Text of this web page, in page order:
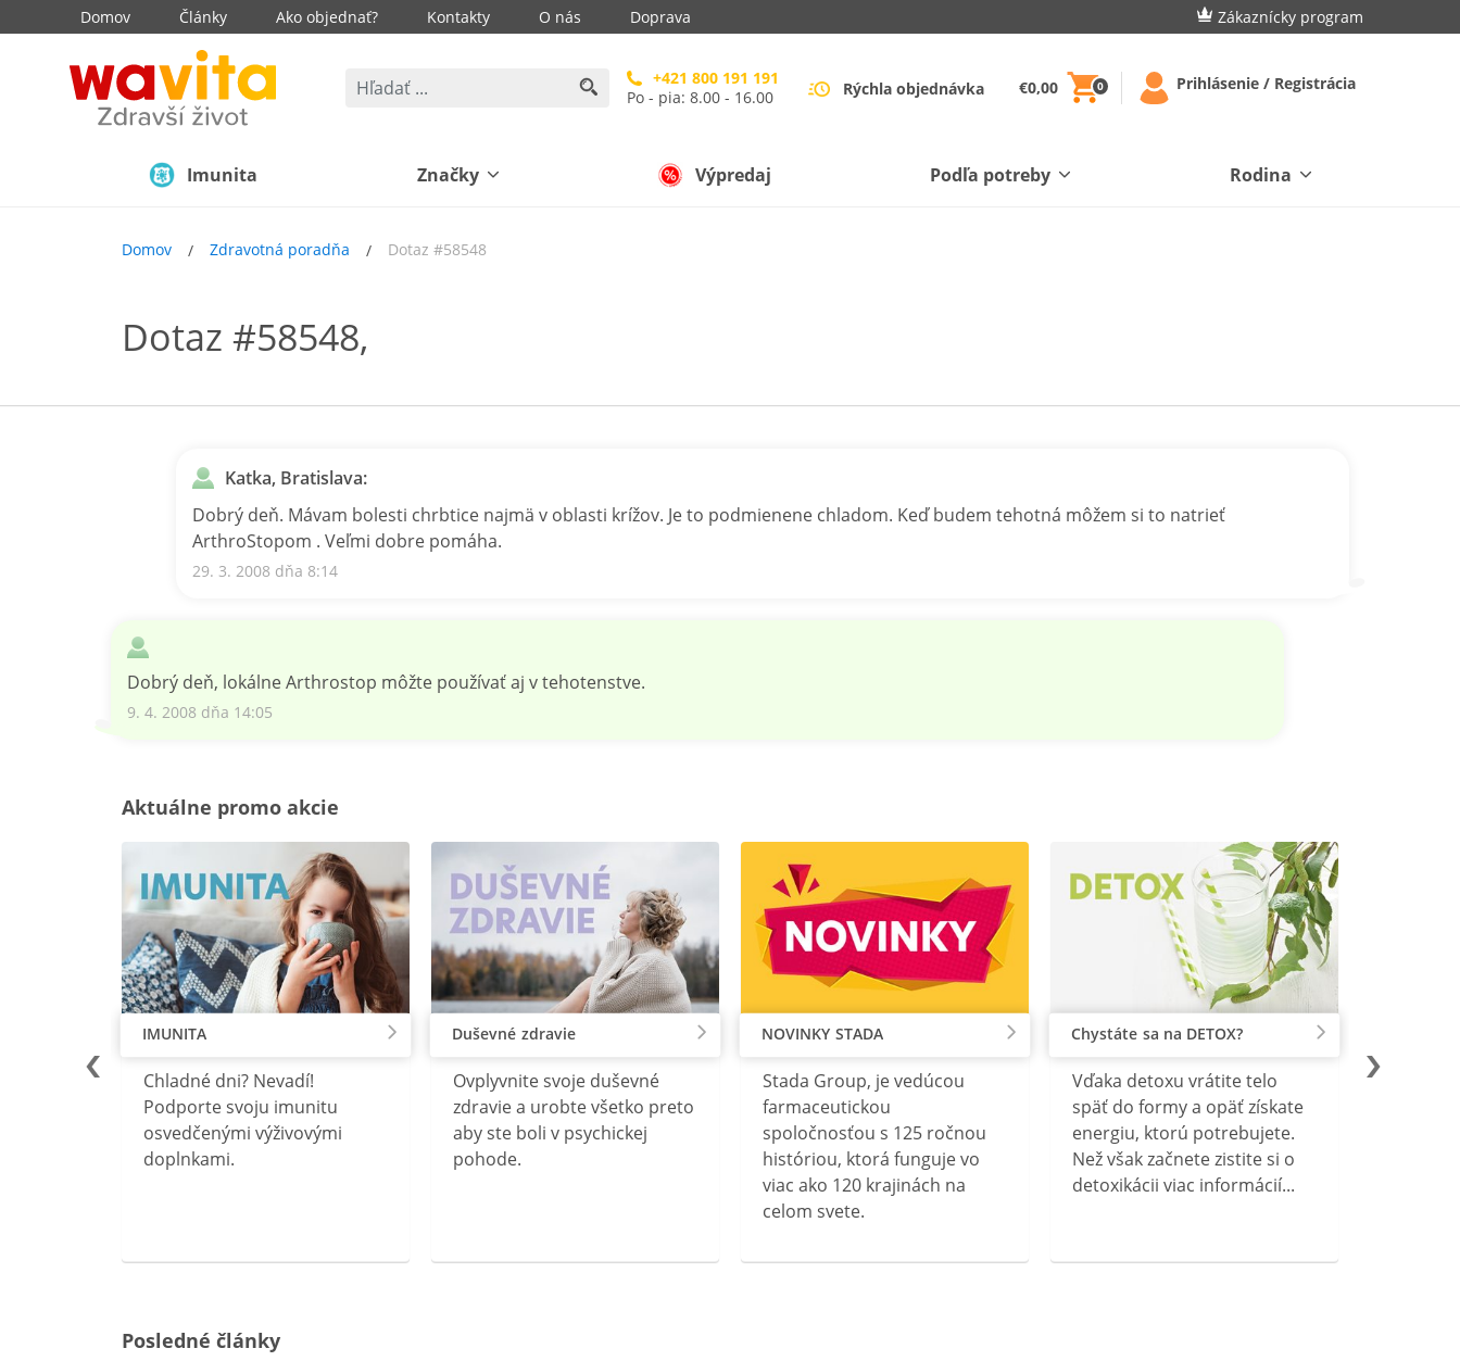
Domov Články Ako objednať? Kontakty O nás Doprava Zákaznícky program
+421 800 191 191
Po - pia: 8.00 - 16.00
Rýchla objednávka €0,00 0 Prihlásenie / Registrácia
Imunita Značky Výpredaj Podľa potreby Rodina
Domov Zdravotná poradňa Dotaz #58548
Dotaz #58548,
Katka, Bratislava:
Dobrý deň. Mávam bolesti chrbtice najmä v oblasti krížov. Je to podmienene chladom. Keď budem tehotná môžem si to natrieť
ArthroStopom . Veľmi dobre pomáha.
29. 3. 2008 dňa 8:14
Dobrý deň, lokálne Arthrostop môžte používať aj v tehotenstve.
9. 4. 2008 dňa 14:05
Aktuálne promo akcie
IMUNITA
Chladné dni? Nevadí!
Podporte svoju imunitu
osvedčenými výživovými
doplnkami.
Duševné zdravie
Ovplyvnite svoje duševné
zdravie a urobte všetko preto
aby ste boli v psychickej
pohode.
NOVINKY STADA
Stada Group, je vedúcou
farmaceutickou
spoločnosťou s 125 ročnou
históriou, ktorá funguje vo
viac ako 120 krajinách na
celom svete.
Chystáte sa na DETOX?
Vďaka detoxu vrátite telo
späť do formy a opäť získate
energiu, ktorú potrebujete.
Než však začnete zistite si o
detoxikácii viac informácií...
Posledné články